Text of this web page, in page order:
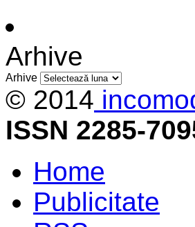
Arhive
Arhive
© 2014
ISSN 2285-
Home
Publicitate